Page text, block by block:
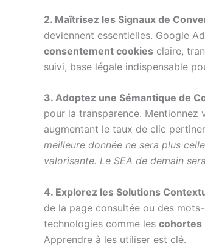
2. Maîtrisez les Signaux de
deviennent essentielles. Google
consentement cookies claire,
suivi, base légale indispensable
3. Adoptez une Sémantique de
pour la transparence. Mentionnez
augmentant le taux de clic
meilleure donnée ne sera plus
valorisante. Le SEA de demain
4. Explorez les Solutions
de la page consultée ou des
technologies comme les cohortes
Apprendre à les utiliser est clé.